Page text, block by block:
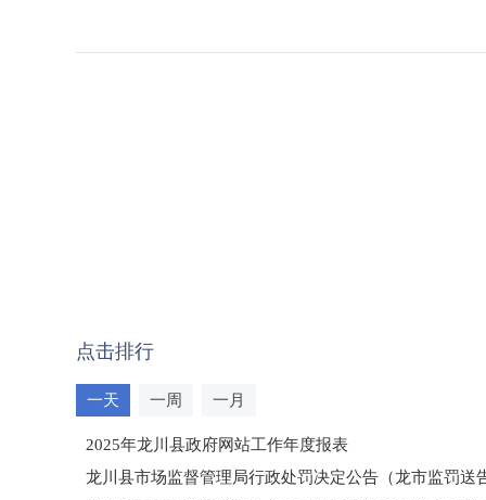
点击排行
一天 一周 一月
2025年龙川县政府网站工作年度报表
龙川县市场监督管理局行政处罚决定公告（龙市监罚送